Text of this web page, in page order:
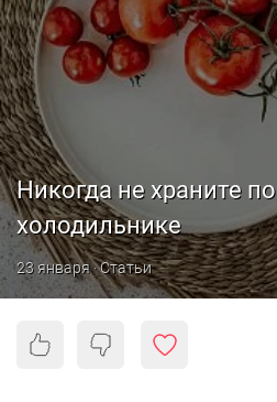
Никогда не храните
холодильнике
23 января · Статьи